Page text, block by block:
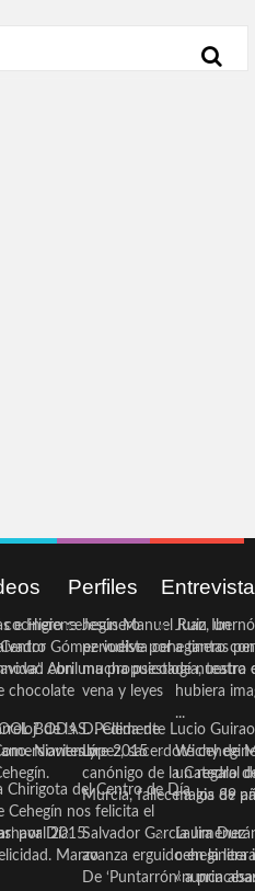
e Higiene
Abril
de la
y
por Día
Marzo
cocinero ceheginero
Gómez vuelve por
con una propuesta
chocolate
BODAS. Pedida de
Noviembre 2015
Chirigota del Centro de Día
Cehegín nos felicita el
2015
Perfiles
Jesús Manuel Ruiz, un
periodista ceheginero con
mucha psicología, teatro
vena y leyes
D. Clemente Lucio Guirao
López, sacerdote
canónigo de la Catedral
Murcia, fallece a los 89
Salvador García Jiménez
avanza erguido en la
De ‘Puntarrón’ a
Juan
a tantas
de nuestra
hubiera
...
Wichy de
un regalo
magia de
Laura
ceheginera
«nunca